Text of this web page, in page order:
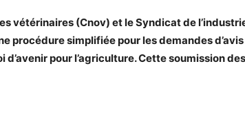
vétérinaires (Cnov) et le Syndicat de
simplifiée pour les demandes
pour l’agriculture. Cette soumission